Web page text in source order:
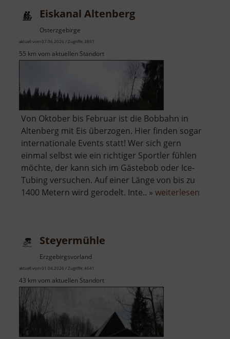
Eiskanal Altenberg
Osterzgebirge
aktuell vom 07.06.2026 / Zugriffe: 3897
55 km vom aktuellen Standort
Von Oktober bis Februar ist die Bobbahn in
Altenberg mit Eis überzogen. Hier finden sogar
internationale Events statt! Wer sich gern
einmal selbst wie ein richtiger Sportler fühlen
möchte, der kann sich im Gästebob oder Ice-
Tubing versuchen. Auf einer Länge von bis zu
1400 Metern wird gerodelt. Inte.. » weiterlesen
Steyermühle
Erzgebirgsvorland
aktuell vom 01.04.2026 / Zugriffe: 4641
43 km vom aktuellen Standort